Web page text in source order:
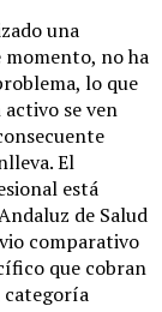
una
momento, no ha
lo que
se ven
El
está
de Salud
comparativo
que cobran
categoría